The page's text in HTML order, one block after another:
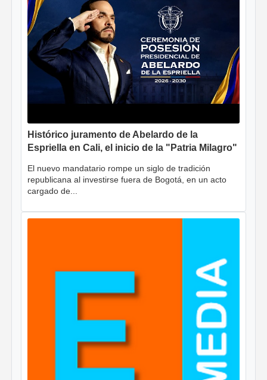
Histórico juramento de Abelardo de la
Espriella en Cali, el inicio de la "Patria Milagro"
El nuevo mandatario rompe un siglo de tradición
republicana al investirse fuera de Bogotá, en un acto
cargado de...